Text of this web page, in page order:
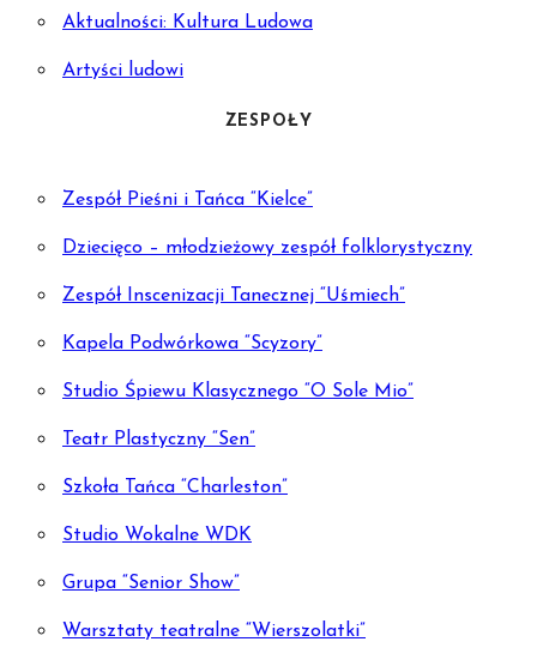
Aktualności: Kultura Ludowa
Artyści ludowi
ZESPOŁY
Zespół Pieśni i Tańca “Kielce”
Dziecięco – młodzieżowy zespół folklorystyczny
Zespół Inscenizacji Tanecznej “Uśmiech”
Kapela Podwórkowa “Scyzory”
Studio Śpiewu Klasycznego “O Sole Mio”
Teatr Plastyczny “Sen”
Szkoła Tańca “Charleston”
Studio Wokalne WDK
Grupa “Senior Show”
Warsztaty teatralne “Wierszolatki”